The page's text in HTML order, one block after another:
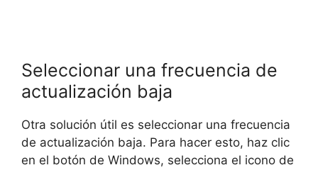
Seleccionar una frecuencia de
actualización baja
Otra solución útil es seleccionar una frecuencia
de actualización baja. Para hacer esto, haz clic
en el botón de Windows, selecciona el icono de